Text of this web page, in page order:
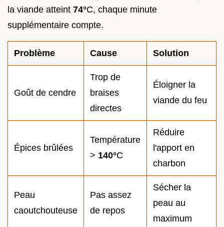
la viande atteint 74°C, chaque minute
supplémentaire compte.
Problème Cause Solution
Goût de cendre
Trop de
braises
directes
Éloigner la
viande du feu
Épices brûlées
Température
> 140°C
Réduire
l'apport en
charbon
Peau
caoutchouteuse
Pas assez
de repos
Sécher la
peau au
maximum